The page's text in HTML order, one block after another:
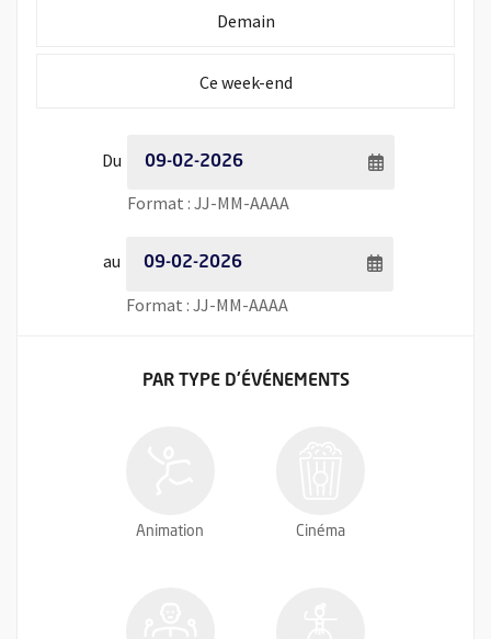
Initialiser la période de recherche à
Demain
Initialiser la période de recherche à
Ce week-end
Du Période de recherche - Date de début
Format : JJ-MM-AAAASaisie de date au format
au Période de recherche - Date de fin
Format : JJ-MM-AAAA
FILTRER LES ÉVÉNEMENTS
PAR TYPED'ÉVÉNEMENTS
Animation Cinéma